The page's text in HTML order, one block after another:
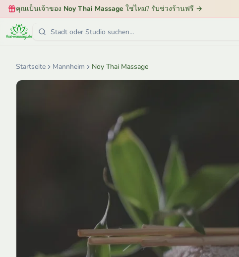
คุณเป็นเจ้าของ Noy Thai Massage ใช่ไหม? รับช่วงร้านฟรี →
Startseite Mannheim Noy Thai Massage